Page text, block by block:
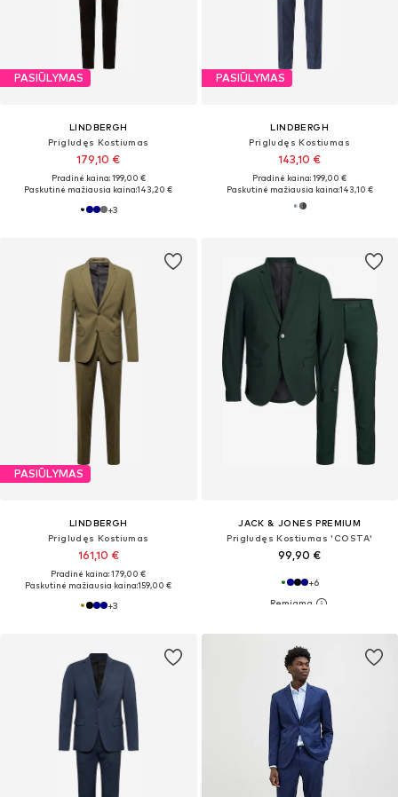
PASIŪLYMAS
LINDBERGH
Prigludęs Kostiumas
179,10 €
Pradinė kaina: 199,00 €
Paskutinė mažiausia kaina:143,20 €
+3
PASIŪLYMAS
LINDBERGH
Prigludęs Kostiumas
143,10 €
Pradinė kaina: 199,00 €
Paskutinė mažiausia kaina:143,10 €
PASIŪLYMAS
LINDBERGH
Prigludęs Kostiumas
161,10 €
Pradinė kaina: 179,00 €
Paskutinė mažiausia kaina:159,00 €
+3
JACK & JONES PREMIUM
Prigludęs Kostiumas 'COSTA'
99,90 €
+6